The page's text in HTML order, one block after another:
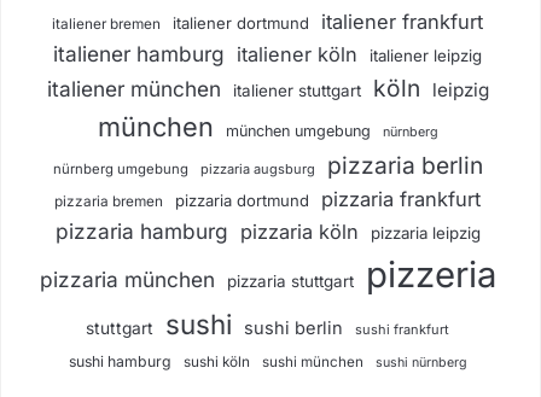
italiener bremen italiener dortmund italiener frankfurt
italiener hamburg italiener köln italiener leipzig
italiener münchen italiener stuttgart köln leipzig
münchen münchen umgebung nürnberg
nürnberg umgebung pizzaria augsburg pizzaria berlin
pizzaria bremen pizzaria dortmund pizzaria frankfurt
pizzaria hamburg pizzaria köln pizzaria leipzig
pizzaria münchen pizzaria stuttgart pizzeria
stuttgart sushi sushi berlin sushi frankfurt
sushi hamburg sushi köln sushi münchen sushi nürnberg